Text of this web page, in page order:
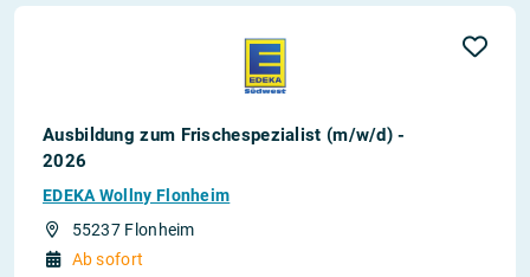
Ausbildung zum Frischespezialist (m/w/d) -
2026
EDEKA Wollny Flonheim
55237 Flonheim
Ab sofort